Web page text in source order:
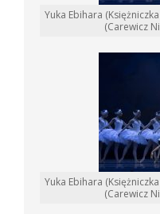
Yuka Ebihara
(Carewicz
Yuka Ebihara
(Carewicz